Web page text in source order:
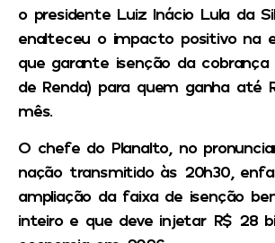
o presidente Luiz Inácio Lula da
enalteceu o impacto positivo na
que garante isenção da cobrança
de Renda) para quem ganha até
mês.
O chefe do Planalto, no
nação transmitido às 20h30,
ampliação da faixa de isenção
inteiro e que deve injetar R$ 28